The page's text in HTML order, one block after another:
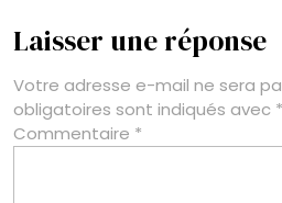
Laisser une réponse
Votre adresse e-mail ne sera
obligatoires sont indiqués avec *
Commentaire *